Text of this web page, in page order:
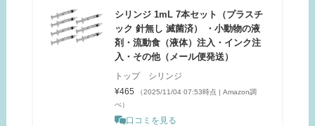
シリンジ 1mL 7本セット（プラスチ
ック 針無し 滅菌済） ・小動物の液
剤・流動食（液体）注入・インク注
入・その他（メール便発送）
トップ シリンジ
¥465
（2025/11/04 07:53時点 | Amazon調
べ）
口コミを見る